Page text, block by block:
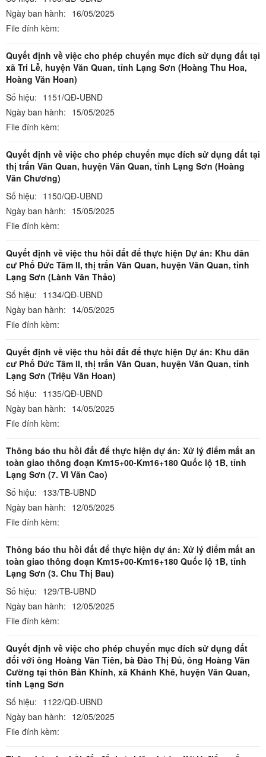
Ngày ban hành: 16/05/2025
File đính kèm:
Quyết định về việc cho phép chuyển mục đích sử dụng đất tại
xã Tri Lễ, huyện Văn Quan, tỉnh Lạng Sơn (Hoàng Thu Hoa,
Hoàng Văn Hoan)
Số hiệu: 1151/QĐ-UBND
Ngày ban hành: 15/05/2025
File đính kèm:
Quyết định về việc cho phép chuyển mục đích sử dụng đất tại
thị trấn Văn Quan, huyện Văn Quan, tỉnh Lạng Sơn (Hoàng
Văn Chương)
Số hiệu: 1150/QĐ-UBND
Ngày ban hành: 15/05/2025
File đính kèm:
Quyết định về việc thu hồi đất để thực hiện Dự án: Khu dân
cư Phố Đức Tâm II, thị trấn Văn Quan, huyện Văn Quan, tỉnh
Lạng Sơn (Lành Văn Thảo)
Số hiệu: 1134/QĐ-UBND
Ngày ban hành: 14/05/2025
File đính kèm:
Quyết định về việc thu hồi đất để thực hiện Dự án: Khu dân
cư Phố Đức Tâm II, thị trấn Văn Quan, huyện Văn Quan, tỉnh
Lạng Sơn (Triệu Văn Hoan)
Số hiệu: 1135/QĐ-UBND
Ngày ban hành: 14/05/2025
File đính kèm:
Thông báo thu hồi đất để thực hiện dự án: Xử lý điểm mất an
toàn giao thông đoạn Km15+00-Km16+180 Quốc lộ 1B, tỉnh
Lạng Sơn (7. VI Văn Cao)
Số hiệu: 133/TB-UBND
Ngày ban hành: 12/05/2025
File đính kèm:
Thông báo thu hồi đất để thực hiện dự án: Xử lý điểm mất an
toàn giao thông đoạn Km15+00-Km16+180 Quốc lộ 1B, tỉnh
Lạng Sơn (3. Chu Thị Bau)
Số hiệu: 129/TB-UBND
Ngày ban hành: 12/05/2025
File đính kèm:
Quyết định về việc cho phép chuyển mục đích sử dụng đất
đối với ông Hoàng Văn Tiên, bà Đào Thị Đủ, ông Hoàng Văn
Cường tại thôn Bản Khính, xã Khánh Khê, huyện Văn Quan,
tỉnh Lạng Sơn
Số hiệu: 1122/QĐ-UBND
Ngày ban hành: 12/05/2025
File đính kèm: